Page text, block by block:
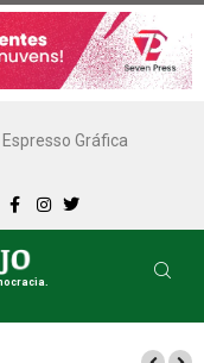
Espresso Gráfica